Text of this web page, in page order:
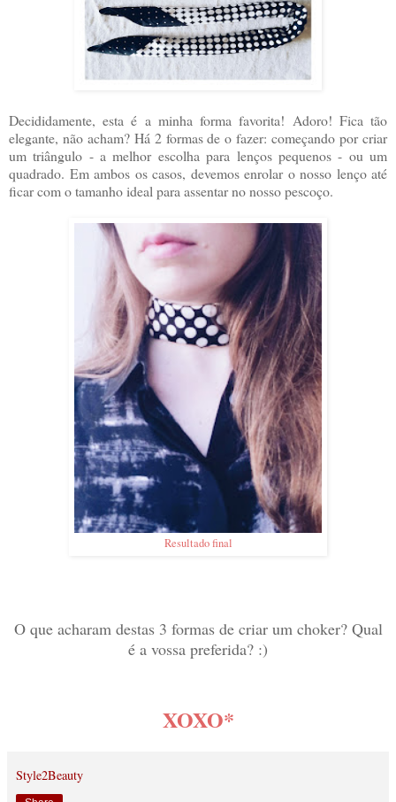
Decididamente, esta é a minha forma favorita! Adoro! Fica tão
elegante, não acham? Há 2 formas de o fazer: começando por criar
um triângulo - a melhor escolha para lenços pequenos - ou um
quadrado. Em ambos os casos, devemos enrolar o nosso lenço até
ficar com o tamanho ideal para assentar no nosso pescoço.
Resultado final
O que acharam destas 3 formas de criar um choker? Qual
é a vossa preferida? :)
XOXO*
Style2Beauty